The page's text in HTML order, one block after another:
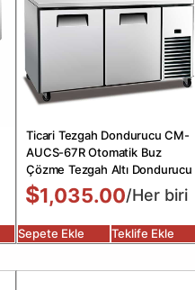
Ticari Tezgah Dondurucu CM-
AUCS-67R Otomatik Buz
Çözme Tezgah Altı Dondurucu
$1,035.00/Her biri
Sepete Ekle Teklife Ekle